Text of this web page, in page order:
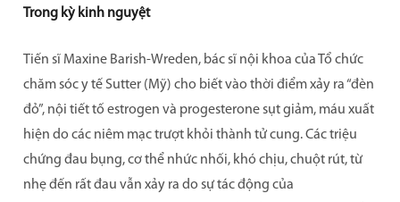
Trong kỳ kinh nguyệt
Tiến sĩ Maxine Barish-Wreden, bác sĩ nội khoa của Tổ chức
chăm sóc y tế Sutter (Mỹ) cho biết vào thời điểm xảy ra “đèn
đỏ”, nội tiết tố estrogen và progesterone sụt giảm, máu xuất
hiện do các niêm mạc trượt khỏi thành tử cung. Các triệu
chứng đau bụng, cơ thể nhức nhối, khó chịu, chuột rút, từ
nhẹ đến rất đau vẫn xảy ra do sự tác động của
HƯỚNG DẪN VỆ SINH CỐC
CÂU HỎI THƯỜNG GẶP